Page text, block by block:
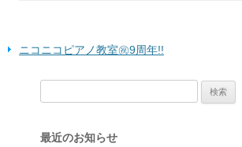
ニコニコピアノ教室㊗9周年!!
最近のお知らせ